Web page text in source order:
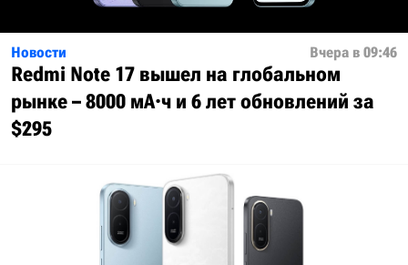
Новости Вчера в 09:46
Redmi Note 17 вышел на глобальном
рынке – 8000 мА·ч и 6 лет обновлений за
$295